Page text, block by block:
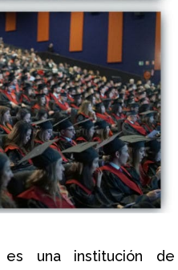
una institución de